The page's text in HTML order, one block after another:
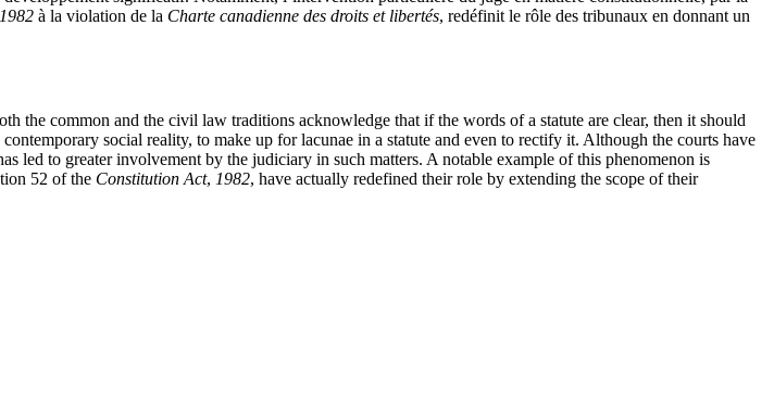
à la violation de la Charte canadienne des droits et libertés, redéfinit le rôle des tribunaux en donnant un
the common and the civil law traditions acknowledge that if the words of a statute are clear, then it should
social reality, to make up for lacunae in a statute and even to rectify it. Although the courts have
led to greater involvement by the judiciary in such matters. A notable example of this phenomenon is
52 of the Constitution Act, 1982, have actually redefined their role by extending the scope of their